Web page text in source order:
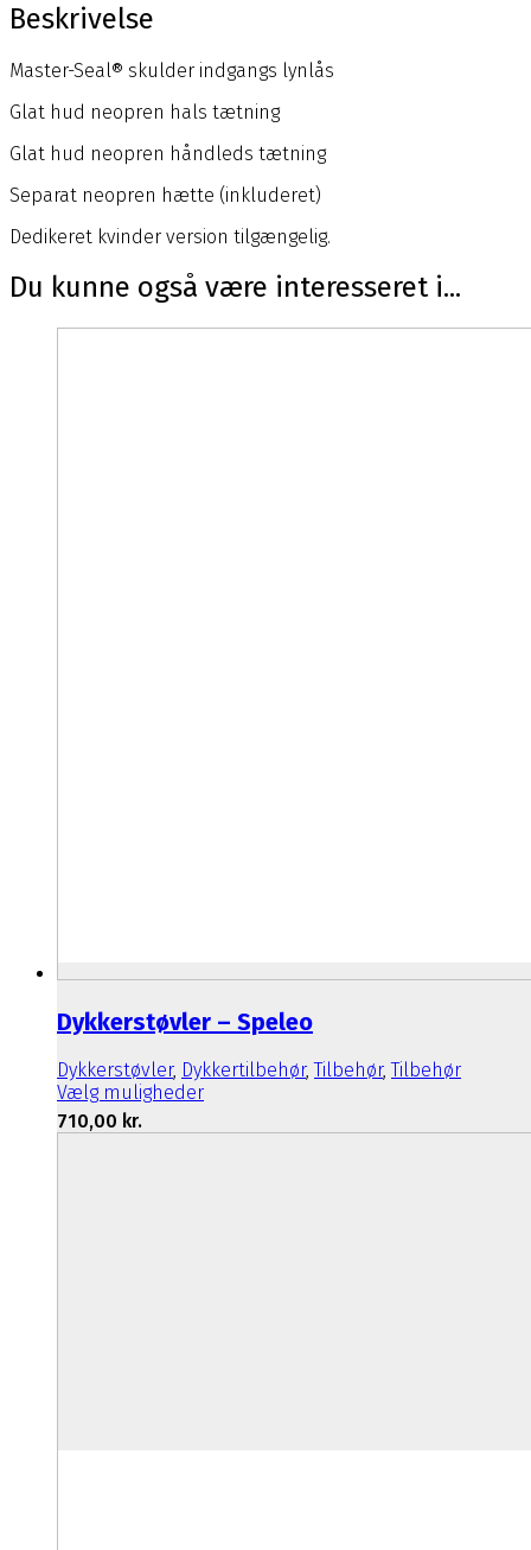
Beskrivelse
Master-Seal® skulder indgangs lynlås
Glat hud neopren hals tætning
Glat hud neopren håndleds tætning
Separat neopren hætte (inkluderet)
Dedikeret kvinder version tilgængelig.
Du kunne også være interesseret i...
Dykkerstøvler – Speleo
Dykkerstøvler, Dykkertilbehør,Tilbehør,Tilbehør
Vælg mulighederDette
har
710,00 kr.